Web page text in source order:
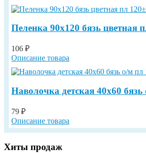
Пеленка 90х120 бязь цветная
106 ₽
Описание товара
Наволочка детская 40х60
79 ₽
Описание товара
Хиты продаж